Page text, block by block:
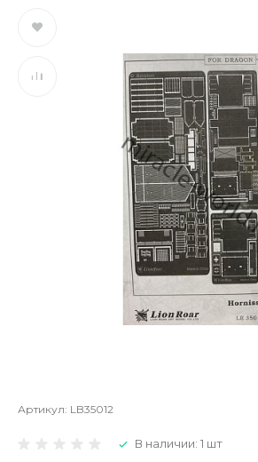
Артикул: LB35012
В наличии: 1 шт